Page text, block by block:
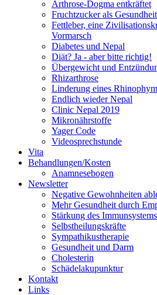
Arthrose-Dogma entkräftet
Fruchtzucker als
Fettleber, eine
Vormarsch
Diabetes und Nepal
Diät? Ja - aber bitte richtig!
Übergewicht und
Rhizarthrose
Linderung eines
Endlich wieder Nepal
Clinic Nepal 2019
Mikronährstoffe
Yager Code
Videosprechstunde
Vita
Behandlungen/Kosten
Anamnesebogen
Newsletter
Negative Gewohnheiten
Mehr Gesundheit durch
Stärkung des Immunsystems
Selbstheilungskräfte
Sympathikustherapie
Gesundheit und Darm
Cholesterin
Schädelakupunktur
Kontakt
Links